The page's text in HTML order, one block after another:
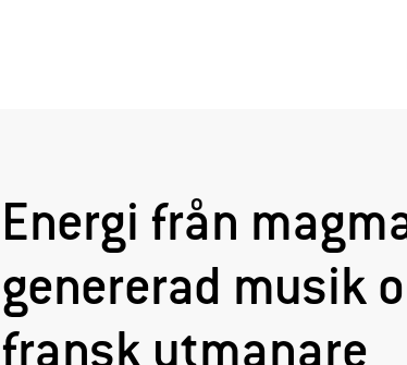
Energi från
genererad musik